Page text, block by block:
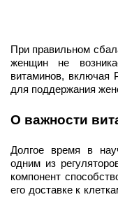
При правильном
женщин не
витаминов, включая
для поддержания
О важности
Долгое время в
одним из
компонент
его доставке к